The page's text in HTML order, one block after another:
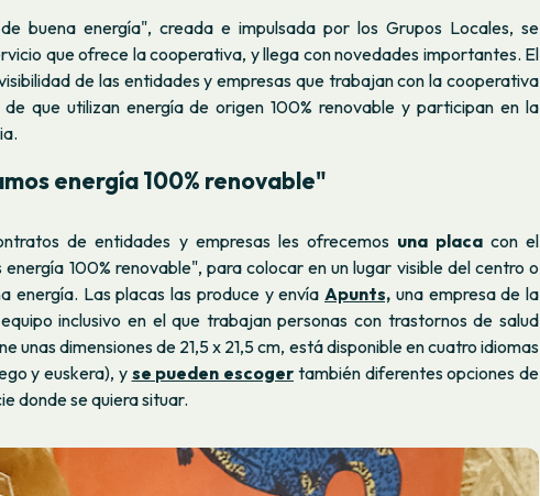
buena energía", creada e impulsada por los Grupos Locales, se
que ofrece la cooperativa, y llega con novedades importantes. El
de las entidades y empresas que trabajan con la cooperativa
que utilizan energía de origen 100% renovable y participan en la
energía 100% renovable"
de entidades y empresas les ofrecemos una placacon el
100% renovable", para colocar en un lugar visible del centro o
energía. Las placas las produce y envía Apunts, una empresa de la
inclusivo en el que trabajan personas con trastornos de salud
unas dimensiones de 21,5 x 21,5 cm, está disponible en cuatro idiomas
y euskera), yse pueden escoger también diferentes opciones de
donde se quiera situar.